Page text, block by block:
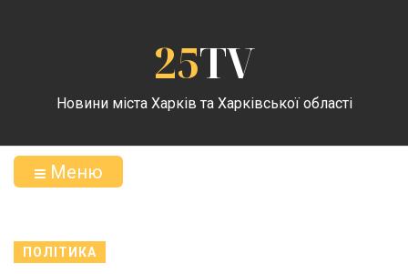
25TV
Новини міста Харків та Харківської області
Меню
ПОЛІТИКА